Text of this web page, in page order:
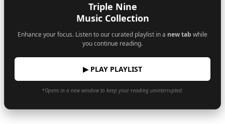
Triple Nine
Music Collection
Enhance your focus. Listen to our curated playlist in a new tab while
you continue reading.
▶ PLAY PLAYLIST
*Opens in a new window to keep your reading uninterrupted.